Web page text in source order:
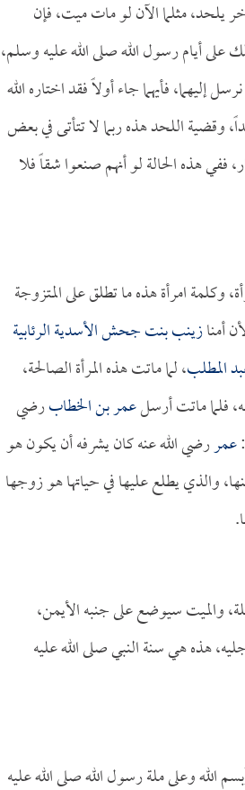
يلحد، مثلما الآن لو مات ميت، فإن
على أيام رسول الله صلى الله عليه وسلم،
فأيهما جاء أولاً فقد اختاره الله
وقضية اللحد هذه ربما لا تتأتى في بعض
ففي هذه الحالة لو أنهم صنعوا شقاً فلا
وكلمة امرأة هذه ما تطلق على المتزوجة
أمنازينب بنت جحش الأسدية الرئابية
المطلب، لما ماتت هذه المرأة الصالحة،
فلما ماتت أرسلعمر بن الخطابرضي
عمررضي الله عنه كان يشرفه أن يكون هو
والذي يطلع عليها في حياتها هو زوجها
والميت سيوضع على جنبه الأيمن،
هذه هي سنة النبي صلى الله عليه
الله وعلى ملة رسول الله صلى الله عليه